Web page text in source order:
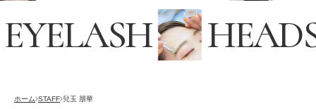
ホーム STAFF 兒玉 朋華
RECRUITING
オンラインストア